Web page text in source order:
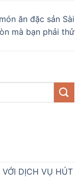
ăn đặc sản Sài
mà bạn phải thử
DỊCH VỤ HÚT